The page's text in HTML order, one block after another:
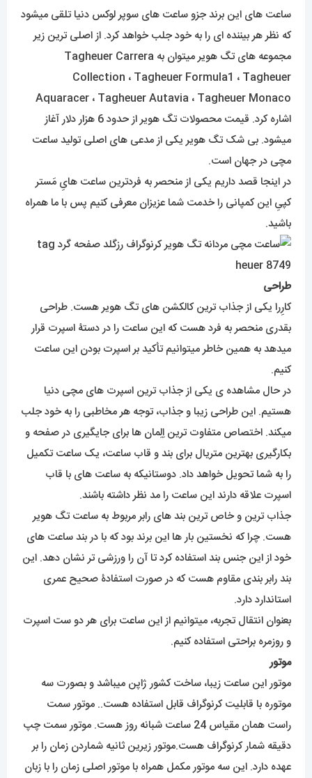
ساعت های این برند جزو ساعت های سوپر لوکس دنیا تلقی میشود
که نظر هر بیننده ای را به خود جلب خواهد کرد. از اصلی ترین زیر
مجموعه های تگ هویر میتوان به Tagheuer Carrera
Collection ، Tagheuer Formula1 ، Tagheuer
Aquaracer ، Tagheuer Autavia ، Tagheuer Monaco
اشاره کرد. قیمت محصولات تگ هویر از حدود 6 هزار دلار آغاز
میشود. بی شک تگ هویر یکی از مدعی های اصلی تولید ساعت
مچی در جهان است.
در اینجا قصد داریم یکی از منحصر به فردترین ساعت هایِ مَستر
کپیِ این کمپانی را خدمت شما عزیزان معرفی کنیم پس با ما همراه
باشید.
طراحی
کارِرا یکی از جذاب ترین کالکشن های تگ هویر هست. طراحی
بقدری منحصر به فرد هست که این ساعت را در دستۀ اسپرت قرار
میدهد به همین خاطر میتوانیم تأکید بر اسپرت بودن این ساعت
کنیم.
در حال مشاهده ی یکی از جذاب ترین اسپرت های مچی دنیا
هستیم. این طراحی زیبا و جذاب، توجه هر مخاطبی را به خود جلب
میکند. اختصاص متفاوت ترین اِلِمان ها برای جایگیری در صفحه و
بکارگیری بهترین متریال برای بند و قاب ساعت، یک ساعت تکمیل
را به شما تحویل خواهد داد. دوستانیکه به ساعت های با قاب
اسپرت علاقه دارند این ساعت را مد نظر داشته باشند.
جذاب ترین و خاص ترین بند های رابر مربوط به ساعت تگ هویر
هست. چرا که نخستین بار ها این برند بود که با در بند ساعت های
خود از این جنس بند استفاده کرد تا آن را ورزشی تر نشان دهد. این
بند رابر بندی مقاوم هست که در صورت استفادۀ صحیح عمری
استاندارد دارد.
بعنوان انتقال تجربه، میتوانیم از این ساعت برای هر دو ست اسپرت
و روزمره براحتی استفاده کنیم.
موتور
موتور این ساعت زیبا، ساخت کشور ژاپن میباشد و بصورت سه
موتوره با قابلیت کرنوگراف قابل استفاده هست.. موتور سمت
راست همان مقیاس 24 ساعت شبانه روز هست. موتور سمت چپ
دقیقه شمار کرنوگراف هست.موتور زیرین ثانیه شماردن زمان را بر
عهده دارد. این سه موتور مکمل همراه با موتور اصلی زمان را با زبان